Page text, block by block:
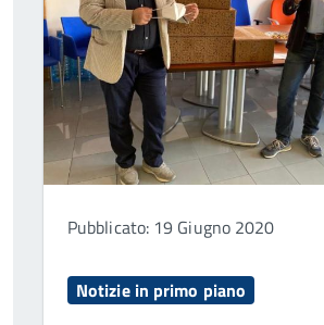
Pubblicato: 19 Giugno 2020
Notizie in primo piano